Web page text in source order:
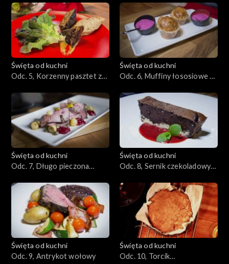
przekąski
Święta od kuchni
Odc. 5, Korzenny pasztet z
Święta od kuchni
Odc. 6, Muffiny łososiowe z
Święta od kuchni
Odc. 7, Długo pieczona
Święta od kuchni
Odc. 8, Sernik czekoladowy
owsianych
Święta od kuchni
Odc. 9, Antrykot wołowy
Święta od kuchni
Odc. 10, Torcik